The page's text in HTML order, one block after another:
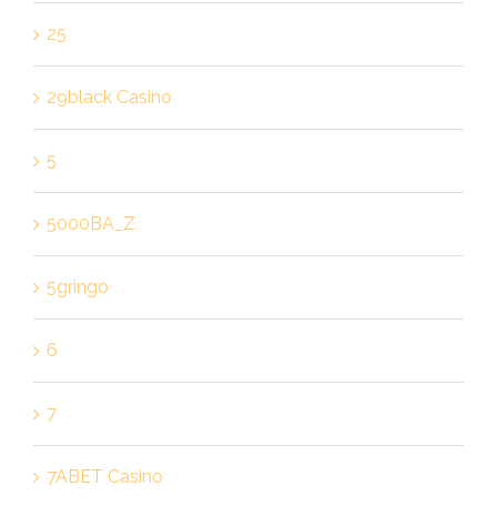
25
29black Casino
5
5000BA_Z
5gringo
6
7
7ABET Casino